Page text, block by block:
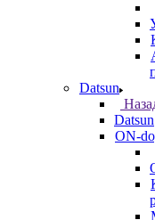
Datsun
Datsun
ON-